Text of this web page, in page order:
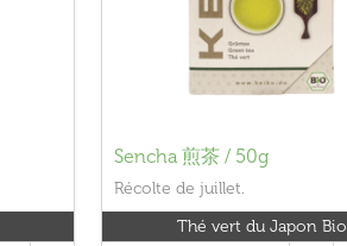
Sencha 煎茶 / 50g
Récolte de juillet.
Thé vert du Japon Bio